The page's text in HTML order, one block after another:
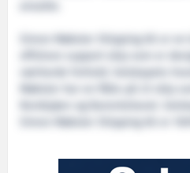
Simon Møkster Shipping AS er
offshore support skip som er
værharde forhold. Selskapets
Møkster har en flåte på 23 skip
Nordsjøen og Barentshavet.
Simon Møkster Shipping AS er